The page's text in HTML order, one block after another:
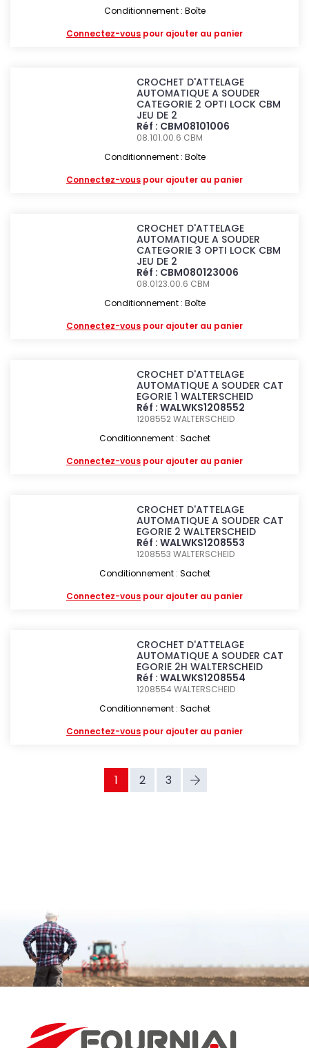
Conditionnement : Boîte
Connectez-vous pour ajouter au panier
CROCHET D'ATTELAGE
AUTOMATIQUE A SOUDER
CATEGORIE 2 OPTI LOCK CBM
JEU DE 2
Réf : CBM08101006
08.101.00.6 CBM
Conditionnement : Boîte
Connectez-vous pour ajouter au panier
CROCHET D'ATTELAGE
AUTOMATIQUE A SOUDER
CATEGORIE 3 OPTI LOCK CBM
JEU DE 2
Réf : CBM080123006
08.0123.00.6 CBM
Conditionnement : Boîte
Connectez-vous pour ajouter au panier
CROCHET D'ATTELAGE
AUTOMATIQUE A SOUDER CAT
EGORIE 1 WALTERSCHEID
Réf : WALWKS1208552
1208552WALTERSCHEID
Conditionnement : Sachet
Connectez-vous pour ajouter au panier
CROCHET D'ATTELAGE
AUTOMATIQUE A SOUDER CAT
EGORIE 2 WALTERSCHEID
Réf : WALWKS1208553
1208553WALTERSCHEID
Conditionnement : Sachet
Connectez-vous pour ajouter au panier
CROCHET D'ATTELAGE
AUTOMATIQUE A SOUDER CAT
EGORIE 2H WALTERSCHEID
Réf : WALWKS1208554
1208554WALTERSCHEID
Conditionnement : Sachet
Connectez-vous pour ajouter au panier
1 2 3